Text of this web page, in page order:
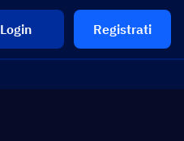
Login Registrati